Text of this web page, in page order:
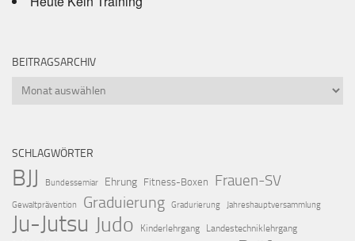
BEITRAGSARCHIV
Beitragsarchiv
SCHLAGWÖRTER
BJJ Bundessemiar Ehrung Fitness-Boxen Frauen-SV
Gewaltprävention Graduierung Gradurierung Jahreshauptversammlung
Ju-Jutsu Judo Kinderlehrgang Landestechniklehrgang